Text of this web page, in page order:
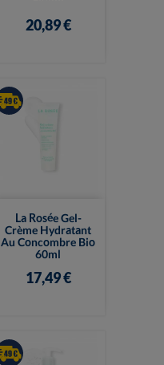
20,89 €
La Rosée Gel-
Crème Hydratant
Au Concombre Bio
60ml
17,49 €